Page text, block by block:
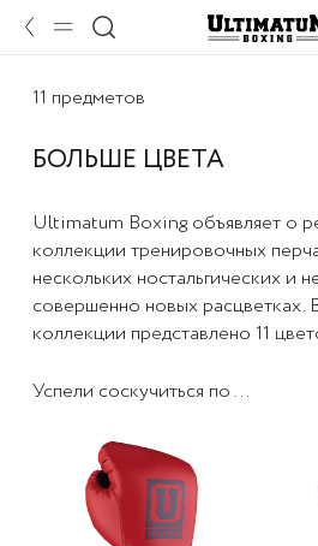
11 предметов
БОЛЬШЕ ЦВЕТА
Ultimatum Boxing объявляет о
коллекции тренировочных
нескольких ностальгических и
совершенно новых расцветках.
коллекции представлено 11
Успели соскучиться по ...